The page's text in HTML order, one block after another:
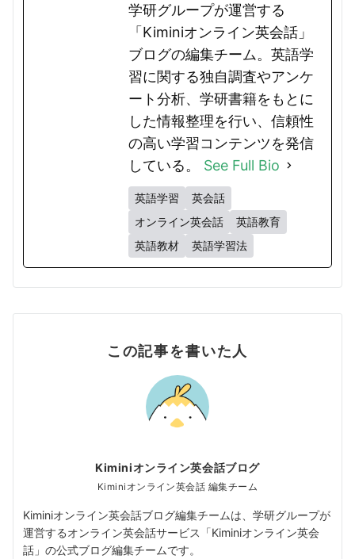
学研グループが運営する
「Kiminiオンライン英会話」
ブログの編集チーム。英語学
習に関する独自調査やアンケ
ート分析、学研書籍をもとに
した情報整理を行い、信頼性
の高い学習コンテンツを発信
している。 See Full Bio
英語学習
英会話
オンライン英会話
英語教育
英語教材
英語学習法
この記事を書いた人
Kiminiオンライン英会話ブログ
Kiminiオンライン英会話 編集チーム
Kiminiオンライン英会話ブログ編集チームは、学研グループが
運営するオンライン英会話サービス「Kiminiオンライン英会
話」の公式ブログ編集チームです。